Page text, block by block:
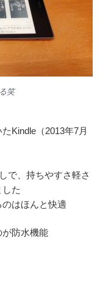
笑
Kindle（2013年7月
で、持ちやすさ軽さ
た
はほんと快適
防水機能